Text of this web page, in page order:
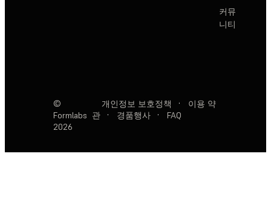
커뮤
니티
©
Formlabs
2026
개인정보 보호정책 ·
이용 약
관
· 경품행사 · FAQ